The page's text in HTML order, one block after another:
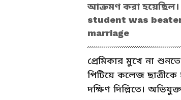
আক্রমণ করা হয়েছিল।
student was
marriage
প্রেমিকার মুখে না
পিটিয়ে কলেজ
দক্ষিণ দিল্লিতে।